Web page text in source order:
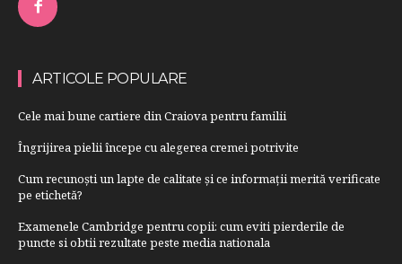
ARTICOLE POPULARE
Cele mai bune cartiere din Craiova pentru familii
Îngrijirea pielii începe cu alegerea cremei potrivite
Cum recunoști un lapte de calitate și ce informații merită verificate
pe etichetă?
Examenele Cambridge pentru copii: cum eviti pierderile de
puncte si obtii rezultate peste media nationala